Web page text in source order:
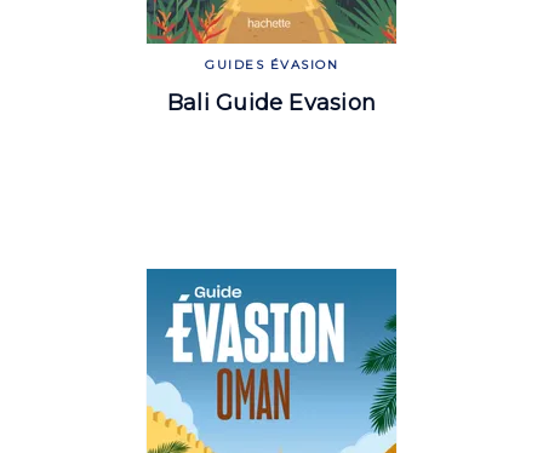
GUIDES ÉVASION
Bali Guide Evasion